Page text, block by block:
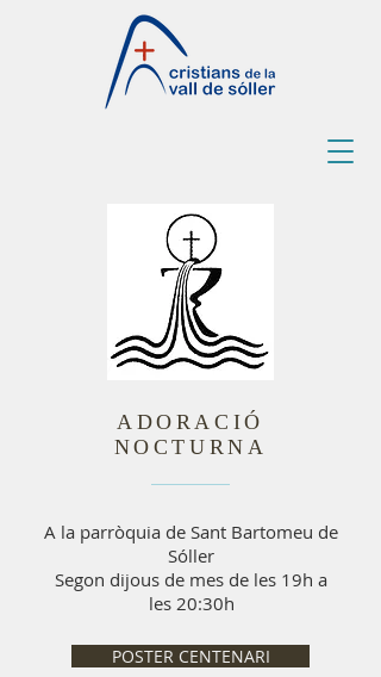
ADORACIÓ
NOCTURNA
A la parròquia de Sant Bartomeu de
Sóller
Segon dijous de mes de les 19h a
les 20:30h
POSTER CENTENARI